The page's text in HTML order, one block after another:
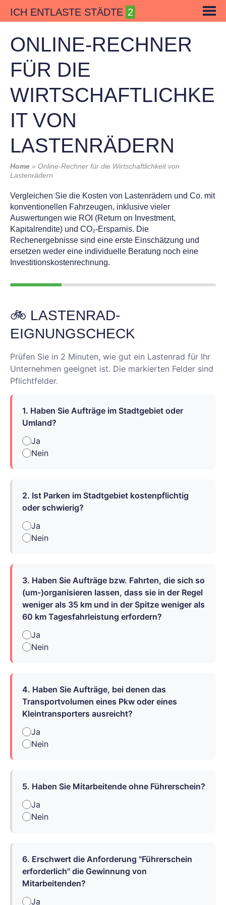
ICH ENTLASTE STÄDTE
ONLINE-RECHNER
FÜR DIE
WIRTSCHAFTLICHKE
IT VON
LASTENRÄDERN
Home » Online-Rechner für die Wirtschaftlichkeit von
Lastenrädern
Vergleichen Sie die Kosten von Lastenrädern und Co. mit
konventionellen Fahrzeugen, inklusive vieler
Auswertungen wie ROI (Return on Investment,
Kapitalrendite) und CO₂-Ersparnis. Die
Rechenergebnisse sind eine erste Einschätzung und
ersetzen weder eine individuelle Beratung noch eine
Investitionskostenrechnung.
🚲 LASTENRAD-
EIGNUNGSCHECK
Prüfen Sie in 2 Minuten, wie gut ein Lastenrad für Ihr
Unternehmen geeignet ist. Die markierten Felder sind
Pflichtfelder.
1. Haben Sie Aufträge im Stadtgebiet oder
Umland?
Ja
Nein
2. Ist Parken im Stadtgebiet kostenpflichtig
oder schwierig?
Ja
Nein
3. Haben Sie Aufträge bzw. Fahrten, die sich so
(um-)organisieren lassen, dass sie in der Regel
weniger als 35 km und in der Spitze weniger als
60 km Tagesfahrleistung erfordern?
Ja
Nein
4. Haben Sie Aufträge, bei denen das
Transportvolumen eines Pkw oder eines
Kleintransporters ausreicht?
Ja
Nein
5. Haben Sie Mitarbeitende ohne Führerschein?
Ja
Nein
6. Erschwert die Anforderung "Führerschein
erforderlich" die Gewinnung von
Mitarbeitenden?
Ja